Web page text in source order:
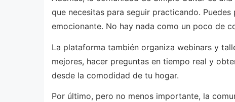
que necesitas para seguir practicando.
emocionante. No hay nada como un poco de
La plataforma también organiza webinars y
mejores, hacer preguntas en tiempo real y
desde la comodidad de tu hogar.
Por último, pero no menos importante, la